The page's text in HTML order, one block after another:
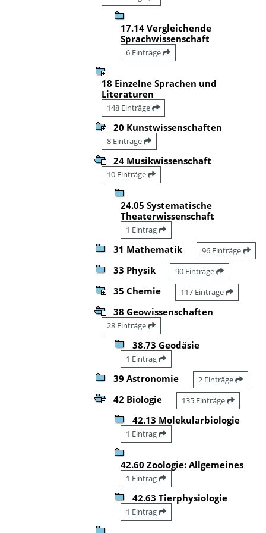
17.14 Vergleichende
Sprachwissenschaft
6 Einträge
18 Einzelne Sprachen und
Literaturen
148 Einträge
20 Kunstwissenschaften
8 Einträge
24 Musikwissenschaft
10 Einträge
24.05 Systematische
Theaterwissenschaft
1 Eintrag
31 Mathematik 96 Einträge
33 Physik 90 Einträge
35 Chemie 117 Einträge
38 Geowissenschaften
28 Einträge
38.73 Geodäsie
1 Eintrag
39 Astronomie 2 Einträge
42 Biologie 135 Einträge
42.13 Molekularbiologie
1 Eintrag
42.60 Zoologie: Allgemeines
1 Eintrag
42.63 Tierphysiologie
1 Eintrag